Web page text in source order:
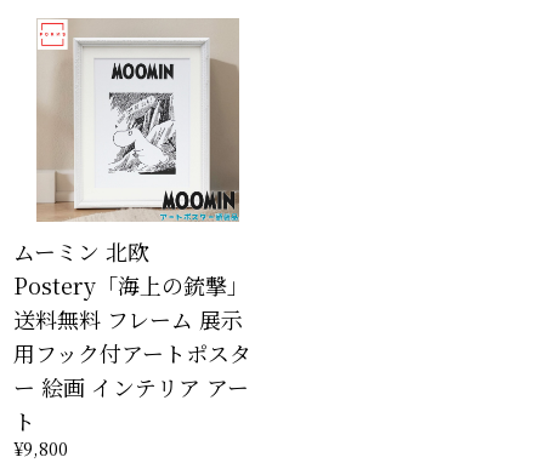
ムーミン 北欧
Postery「海上の銃撃」
送料無料 フレーム 展示
用フック付アートポスタ
ー 絵画 インテリア アー
ト
¥9,800